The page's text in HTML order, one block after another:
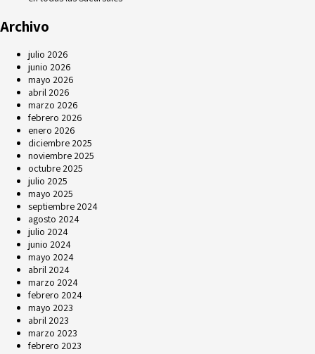
Archivo
julio 2026
junio 2026
mayo 2026
abril 2026
marzo 2026
febrero 2026
enero 2026
diciembre 2025
noviembre 2025
octubre 2025
julio 2025
mayo 2025
septiembre 2024
agosto 2024
julio 2024
junio 2024
mayo 2024
abril 2024
marzo 2024
febrero 2024
mayo 2023
abril 2023
marzo 2023
febrero 2023